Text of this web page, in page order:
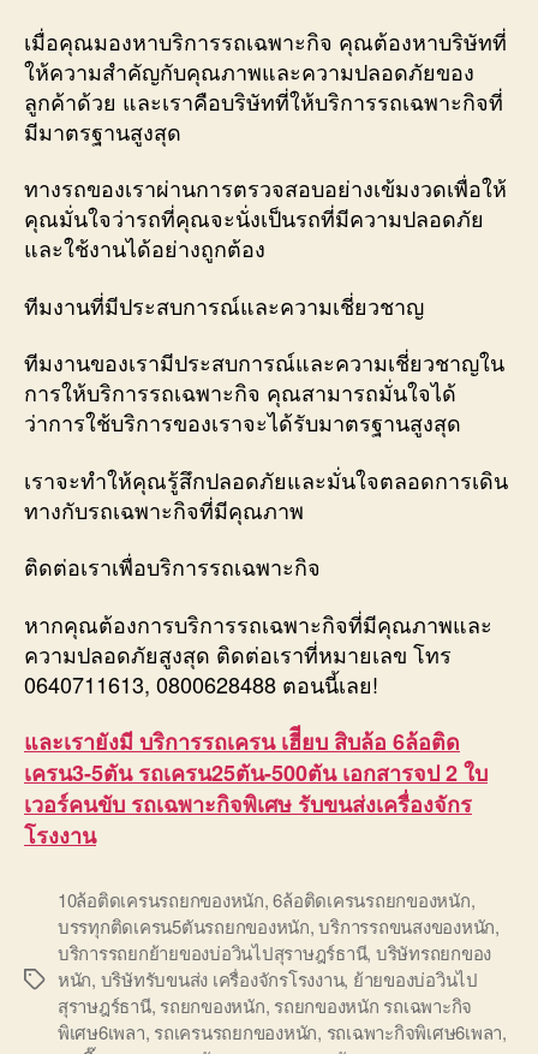
เมื่อคุณมองหาบริการรถเฉพาะกิจ คุณต้องหาบริษัทที่
ให้ความสำคัญกับคุณภาพและความปลอดภัยของ
ลูกค้าด้วย และเราคือบริษัทที่ให้บริการรถเฉพาะกิจที่
มีมาตรฐานสูงสุด
ทางรถของเราผ่านการตรวจสอบอย่างเข้มงวดเพื่อให้
คุณมั่นใจว่ารถที่คุณจะนั่งเป็นรถที่มีความปลอดภัย
และใช้งานได้อย่างถูกต้อง
ทีมงานที่มีประสบการณ์และความเชี่ยวชาญ
ทีมงานของเรามีประสบการณ์และความเชี่ยวชาญใน
การให้บริการรถเฉพาะกิจ คุณสามารถมั่นใจได้
ว่าการใช้บริการของเราจะได้รับมาตรฐานสูงสุด
เราจะทำให้คุณรู้สึกปลอดภัยและมั่นใจตลอดการเดิน
ทางกับรถเฉพาะกิจที่มีคุณภาพ
ติดต่อเราเพื่อบริการรถเฉพาะกิจ
หากคุณต้องการบริการรถเฉพาะกิจที่มีคุณภาพและ
ความปลอดภัยสูงสุด ติดต่อเราที่หมายเลข โทร
0640711613, 0800628488 ตอนนี้เลย!
และเรายังมี บริการรถเครน เฮีียบ สิบล้อ 6ล้อติด
เครน3-5ตัน รถเครน25ตัน-500ตัน เอกสารจป 2 ใบ
เวอร์คนขับ รถเฉพาะกิจพิเศษ รับขนส่งเครื่องจักร
โรงงาน
Tags
10ล้อติดเครนรถยกของหนัก,6ล้อติดเครนรถยกของหนัก,
บรรทุกติดเครน5ตันรถยกของหนัก,บริการรถขนสงของหนัก,
บริการรถยกย้ายของบ่อวินไปสุราษฎร์ธานี, บริษัทรถยกของ
หนัก, บริษัทรับขนส่ง เครื่องจักรโรงงาน, ย้ายของบ่อวินไป
สุราษฎร์ธานี, รถยกของหนัก, รถยกของหนัก รถเฉพาะกิจ
พิเศษ6เพลา, รถเครนรถยกของหนัก, รถเฉพาะกิจพิเศษ6เพลา,